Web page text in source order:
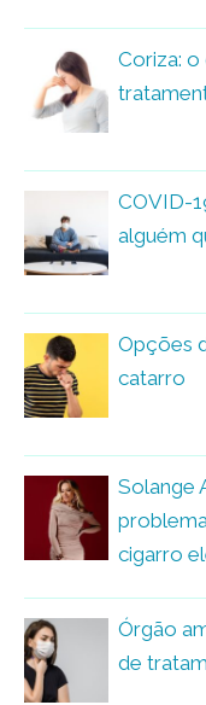
Coriza: o
COVID-
alguém
Opções
catarro
Solange
cigarro
Órgão
de